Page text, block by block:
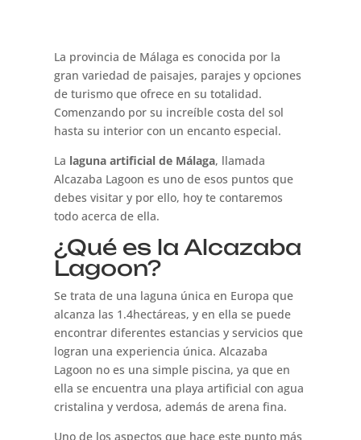
La provincia de Málaga es conocida por la
gran variedad de paisajes, parajes y opciones
de turismo que ofrece en su totalidad.
Comenzando por su increíble costa del sol
hasta su interior con un encanto especial.
La laguna artificial de Málaga, llamada
Alcazaba Lagoon es uno de esos puntos que
debes visitar y por ello, hoy te contaremos
todo acerca de ella.
¿Qué es la Alcazaba
Lagoon?
Se trata de una laguna única en Europa que
alcanza las 1.4hectáreas, y en ella se puede
encontrar diferentes estancias y servicios que
logran una experiencia única. Alcazaba
Lagoon no es una simple piscina, ya que en
ella se encuentra una playa artificial con agua
cristalina y verdosa, además de arena fina.
Uno de los aspectos que hace este punto más